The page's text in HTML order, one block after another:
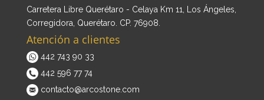
Carretera Libre Querétaro - Celaya Km 11, Los Ángeles,
Corregidora, Querétaro. CP. 76908.
Atención a clientes
442 743 90 33
442 596 77 74
contacto@arcostone.com